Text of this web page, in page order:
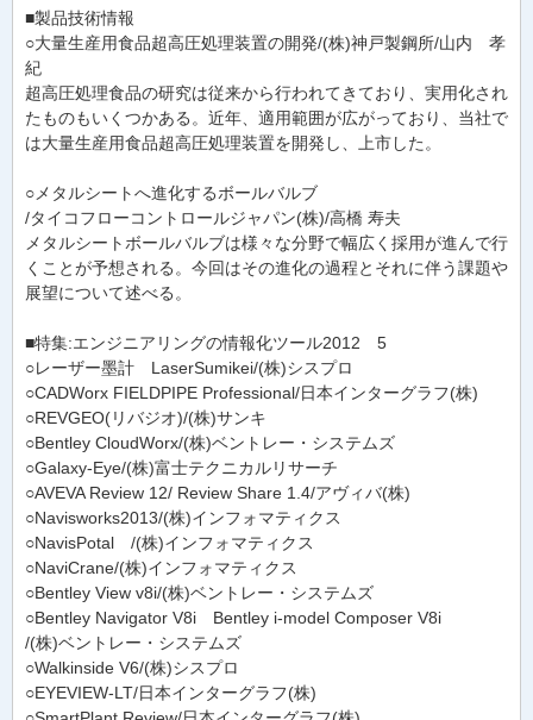
■製品技術情報
○大量生産用食品超高圧処理装置の開発/(株)神戸製鋼所/山内 孝
紀
超高圧処理食品の研究は従来から行われてきており、実用化され
たものもいくつかある。近年、適用範囲が広がっており、当社で
は大量生産用食品超高圧処理装置を開発し、上市した。
○メタルシートへ進化するボールバルブ
/タイコフローコントロールジャパン(株)/高橋 寿夫
メタルシートボールバルブは様々な分野で幅広く採用が進んで行
くことが予想される。今回はその進化の過程とそれに伴う課題や
展望について述べる。
■特集:エンジニアリングの情報化ツール2012 5
○レーザー墨計 LaserSumikei/(株)シスプロ
○CADWorx FIELDPIPE Professional/日本インターグラフ(株)
○REVGEO(リバジオ)/(株)サンキ
○Bentley CloudWorx/(株)ベントレー・システムズ
○Galaxy-Eye/(株)富士テクニカルリサーチ
○AVEVA Review 12/ Review Share 1.4/アヴィバ(株)
○Navisworks2013/(株)インフォマティクス
○NavisPotal /(株)インフォマティクス
○NaviCrane/(株)インフォマティクス
○Bentley View v8i/(株)ベントレー・システムズ
○Bentley Navigator V8i Bentley i-model Composer V8i
/(株)ベントレー・システムズ
○Walkinside V6/(株)シスプロ
○EYEVIEW-LT/日本インターグラフ(株)